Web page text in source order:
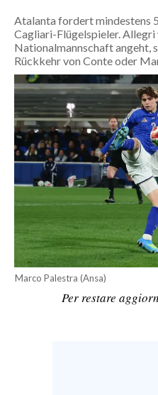
SERVIZI ALLE IMPRESE
LAVORO
BANDI
SPORT IN SARDEGNA
SPORT
RISULTATI E CLASSIFICHE
CALCIO
BASKET
VOLLEY
MOTORI
Atalanta fordert mindestens
Cagliari-Flügelspieler.
Nationalmannschaft angeht,
Rückkehr von Conte oder
Marco Palestra (Ansa)
Per restare